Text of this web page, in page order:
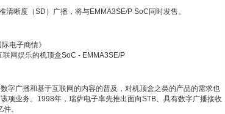
晰度（SD）广播，将与EMMA3SE/P SoC同时发售。
联网娱乐的机顶盒SoC - EMMA3SE/P
字广播和基于互联网的内容的普及，对机顶盒之类的产品的需求也
项业务。1998年，瑞萨电子率先推出面向STB、具有数字广播接收
。